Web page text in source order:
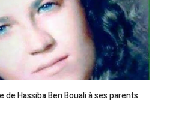
de Hassiba Ben Bouali à ses parents